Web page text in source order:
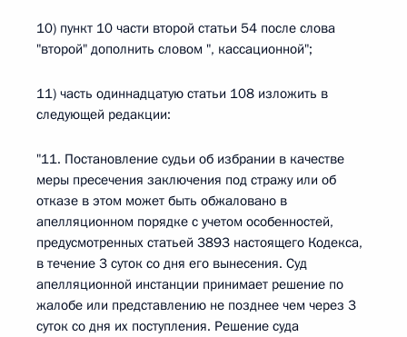
10) пункт 10 части второй статьи 54 после слова
"второй" дополнить словом ", кассационной";
11) часть одиннадцатую статьи 108 изложить в
следующей редакции:
"11. Постановление судьи об избрании в качестве
меры пресечения заключения под стражу или об
отказе в этом может быть обжаловано в
апелляционном порядке с учетом особенностей,
предусмотренных статьей 3893 настоящего Кодекса,
в течение 3 суток со дня его вынесения. Суд
апелляционной инстанции принимает решение по
жалобе или представлению не позднее чем через 3
суток со дня их поступления. Решение суда